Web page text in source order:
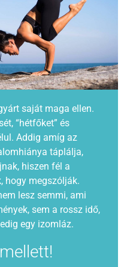
saját maga ellen.
“hétfőket” és
Addig amíg az
táplálja,
hiszen fél a
hogy megszólják.
lesz semmi, ami
sem a rossz idő,
egy izomláz.